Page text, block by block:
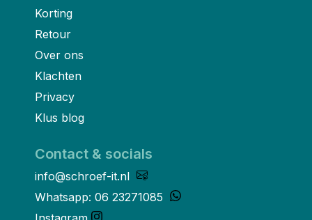
Korting
Retour
Over ons
Klachten
Privacy
Klus blog
Contact & socials
info@schroef-it.nl
Whatsapp: 06 23271085